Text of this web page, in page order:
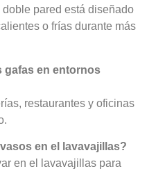
pared está diseñado
o frías durante más
gafas en entornos
restaurantes y oficinas
en el lavavajillas?
en el lavavajillas para